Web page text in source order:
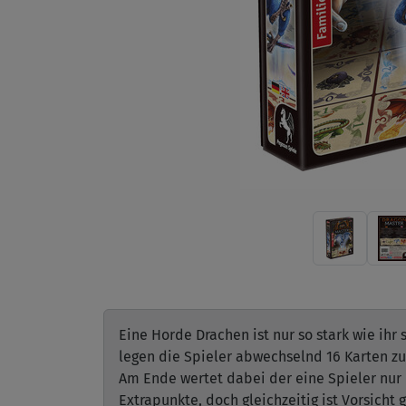
Eine Horde Drachen ist nur so stark wie
legen die Spieler abwechselnd 16 Karten
Am Ende wertet dabei der eine Spieler
Extrapunkte, doch gleichzeitig ist